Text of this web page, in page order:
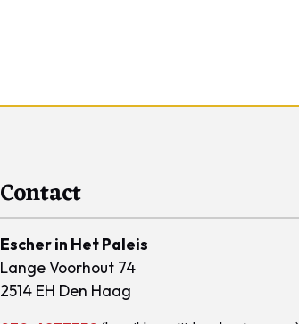
Contact
Escher in Het Paleis
Lange Voorhout 74
2514 EH Den Haag